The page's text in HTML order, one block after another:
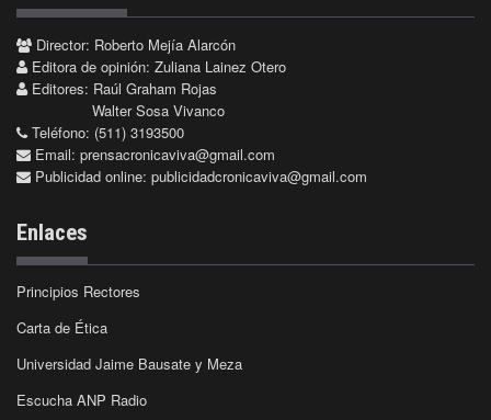
Director: Roberto Mejía Alarcón
Editora de opinión: Zuliana Lainez Otero
Editores: Raúl Graham Rojas
Walter Sosa Vivanco
Teléfono: (511) 3193500
Email: prensacronicaviva@gmail.com
Publicidad online: publicidadcronicaviva@gmail.com
Enlaces
Principios Rectores
Carta de Ética
Universidad Jaime Bausate y Meza
Escucha ANP Radio